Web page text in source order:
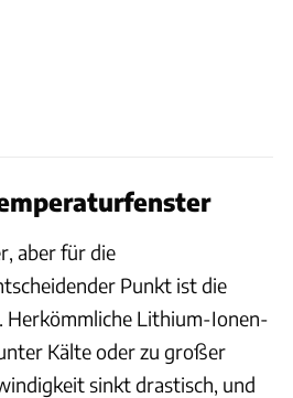
aber für die
Punkt ist die
Herkömmliche Lithium-Ionen-
Kälte oder zu großer
sinkt drastisch, und